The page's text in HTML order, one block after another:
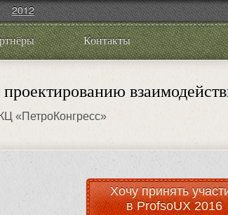
2012
Контакты
«ПетроКонгресс»
Хочу принять
в ProfsoUX 2016